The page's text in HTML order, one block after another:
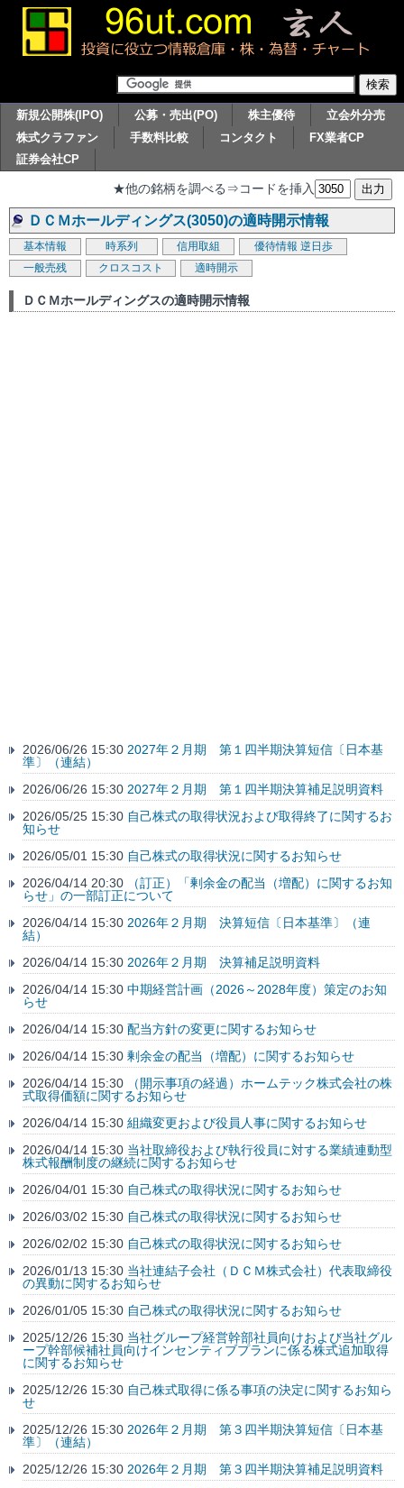
新規公開株(IPO) 公募・売出(PO) 株主優待
立会外分売
株式クラファン
手数料比較 コンタクト
FX業者CP
証券会社CP
★他の銘柄を調べる⇒コードを挿入
ＤＣＭホールディングス(3050)の適時開示情報
基本情報 時系列 信用取組 優待情報 逆日歩
一般売残
クロスコスト 適時開示
ＤＣＭホールディングスの適時開示情報
2026/06/26 15:30 2027年２月期 第１四半期決算短信〔日本基
準〕（連結）
2026/06/26 15:30 2027年２月期 第１四半期決算補足説明資料
2026/05/25 15:30 自己株式の取得状況および取得終了に関するお
知らせ
2026/05/01 15:30 自己株式の取得状況に関するお知らせ
2026/04/14 20:30
（訂正）「剰余金の配当（増配）に関するお知
らせ」の一部訂正について
2026/04/14 15:30 2026年２月期 決算短信〔日本基準〕（連
結）
2026/04/14 15:30 2026年２月期 決算補足説明資料
2026/04/14 15:30 中期経営計画（2026～2028年度）策定のお知
らせ
2026/04/14 15:30 配当方針の変更に関するお知らせ
2026/04/14 15:30 剰余金の配当（増配）に関するお知らせ
2026/04/14 15:30
（開示事項の経過）ホームテック株式会社の株
式取得価額に関するお知らせ
2026/04/14 15:30 組織変更および役員人事に関するお知らせ
2026/04/14 15:30 当社取締役および執行役員に対する業績連動型
株式報酬制度の継続に関するお知らせ
2026/04/01 15:30 自己株式の取得状況に関するお知らせ
2026/03/02 15:30 自己株式の取得状況に関するお知らせ
2026/02/02 15:30 自己株式の取得状況に関するお知らせ
2026/01/13 15:30 当社連結子会社（ＤＣＭ株式会社）代表取締役
の異動に関するお知らせ
2026/01/05 15:30 自己株式の取得状況に関するお知らせ
2025/12/26 15:30 当社グループ経営幹部社員向けおよび当社グル
ープ幹部候補社員向けインセンティブプランに係る株式追加取得
に関するお知らせ
2025/12/26 15:30 自己株式取得に係る事項の決定に関するお知ら
せ
2025/12/26 15:30 2026年２月期 第３四半期決算短信〔日本基
準〕（連結）
2025/12/26 15:30 2026年２月期 第３四半期決算補足説明資料